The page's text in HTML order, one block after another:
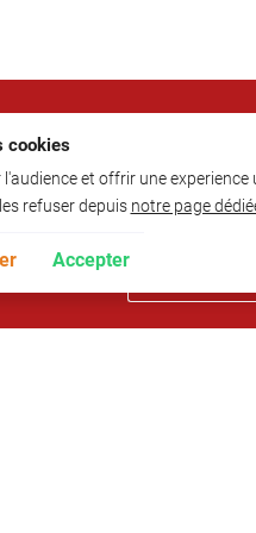
Tenez vous
dernières
cookies
et offrir une
refuser depuis notre page
Accepter